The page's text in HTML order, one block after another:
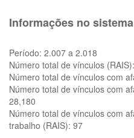
Informações no sistema
Período: 2.007 a 2.018
Número total de vínculos (RAIS):
Número total de vínculos com
Número total de vínculos com
28,180
Número total de vínculos com
trabalho (RAIS): 97